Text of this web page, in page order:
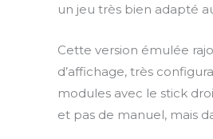
un jeu très bien adapté
Cette version émulée
d’affichage, très
modules avec le stick
et pas de manuel, mais